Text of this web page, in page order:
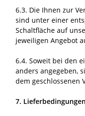
6.3. Die Ihnen zur
sind unter einer
Schaltfläche auf
jeweiligen Angebot
6.4. Soweit bei den
anders angegeben,
dem geschlossenen
7. Lieferbedingungen